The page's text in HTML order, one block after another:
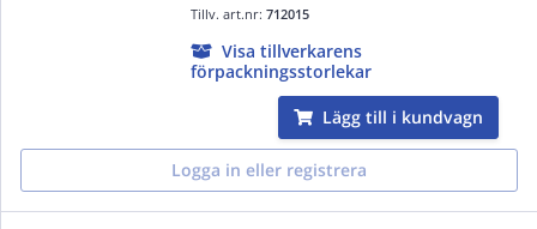
Tillv. art.nr:712015
Visa tillverkarens
förpackningsstorlekar
Lägg till i kundvagn
Logga in eller registrera